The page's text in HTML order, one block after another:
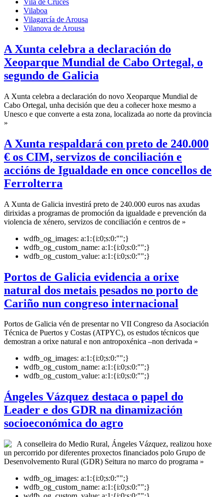
Vila de Cruces
Vilaboa
Vilagarcía de Arousa
Vilanova de Arousa
A Xunta celebra a declaración do
Xeoparque Mundial de Cabo Ortegal, o
segundo de Galicia
A Xunta celebra a declaración do novo Xeoparque Mundial de
Cabo Ortegal, unha decisión que deu a coñecer hoxe mesmo a
Unesco e que converte a esta zona, localizada ao norte da provincia
»
A Xunta respaldará con preto de 240.000
€ os CIM, servizos de conciliación e
accións de Igualdade en once concellos de
Ferrolterra
A Xunta de Galicia investirá preto de 240.000 euros nas axudas
dirixidas a programas de promoción da igualdade e prevención da
violencia de xénero, servizos de conciliación e centros de »
wdfb_og_images: a:1:{i:0;s:0:"";}
wdfb_og_custom_name: a:1:{i:0;s:0:"";}
wdfb_og_custom_value: a:1:{i:0;s:0:"";}
Portos de Galicia evidencia a orixe
natural dos metais pesados no porto de
Cariño nun congreso internacional
Portos de Galicia vén de presentar no VII Congreso da Asociación
Técnica de Puertos y Costas (ATPYC), os estudos técnicos que
demostran a orixe natural e non antropoxénica –non derivada »
wdfb_og_images: a:1:{i:0;s:0:"";}
wdfb_og_custom_name: a:1:{i:0;s:0:"";}
wdfb_og_custom_value: a:1:{i:0;s:0:"";}
Ángeles Vázquez destaca o papel do
Leader e dos GDR na dinamización
socioeconómica do agro
A conselleira do Medio Rural, Ángeles Vázquez, realizou hoxe
un percorrido por diferentes proxectos financiados polo Grupo de
Desenvolvemento Rural (GDR) Seitura no marco do programa »
wdfb_og_images: a:1:{i:0;s:0:"";}
wdfb_og_custom_name: a:1:{i:0;s:0:"";}